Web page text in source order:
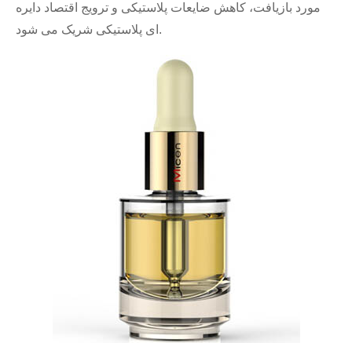
مورد بازیافت، کاهش ضایعات پلاستیکی و ترویج اقتصاد دایره
ای پلاستیکی شریک می شود.